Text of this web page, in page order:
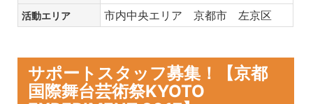
活動エリア 市内中央エリア 京都市 左京区
サポートスタッフ募集！【京都
国際舞台芸術祭KYOTO